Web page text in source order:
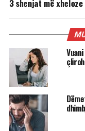
3 shenjat më